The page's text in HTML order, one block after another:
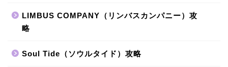
LIMBUS COMPANY（リンバスカンパニー）攻
略
Soul Tide（ソウルタイド）攻略